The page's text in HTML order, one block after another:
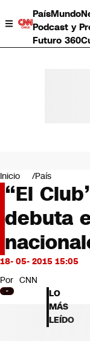
PaísMundo
Podcast y
Futuro 360
Negocios
Deportes
Programas
Cultura
Servicios
Bits
CNN tiempo
Futuro 360
Opinión
Inicio País
“El
debuta
18- 05- 2015 15:05
Por CNN
LO
MÁS
LEÍDO